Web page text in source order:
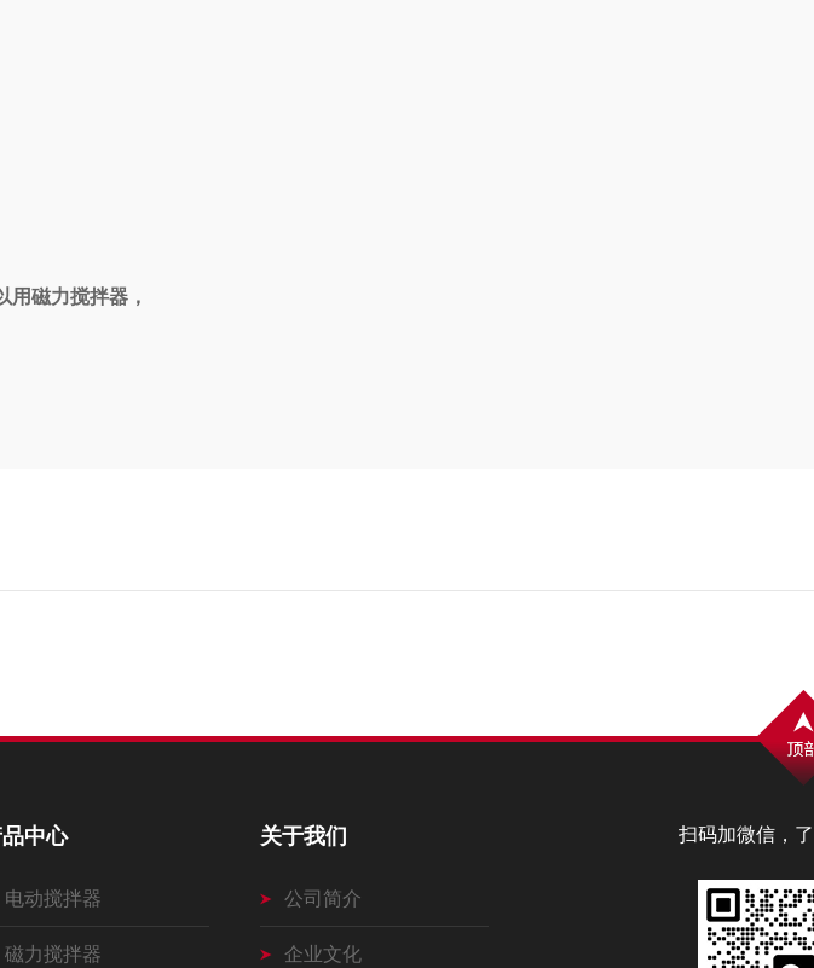
磁力搅拌器，
扫码加微信，
中心
电动搅拌器
磁力搅拌器
关于我们
公司简介
企业文化